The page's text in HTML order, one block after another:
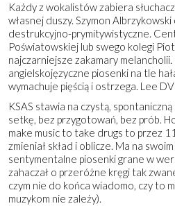
Każdy z wokalistów zabiera
własnej duszy. Szymon
destrukcyjno-prymitywistyczne.
Poświatowskiej lub swego kolegi
najczarniejsze zakamary
angielskojęzyczne piosenki na tle
wymachuje pięścią i ostrzega. Lee
KSAS stawia na czystą,
setkę, bez przygotowań, bez prób.
make music to take drugs to przez
zmieniał skład i oblicze. Ma na
sentymentalne piosenki grane w
zahaczał o przeróżne kręgi tak
czym nie do końca wiadomo, czy to
muzykom nie zależy).